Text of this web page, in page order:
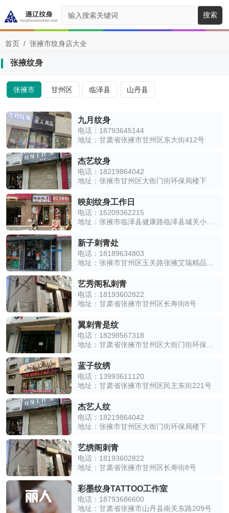
搜索
首页 / 张掖市纹身店大全
张掖纹身
张掖市 甘州区 临泽县 山丹县
九月纹身
电话：18793645144
地址：甘肃省张掖市甘州区东大街412号
杰艺纹身
电话：18219864042
地址：张掖市甘州区大衙门街环保局楼下
映刻纹身工作日
电话：15209362215
新子刺青处
电话：18189634803
艺秀阁私刺青
电话：18193602822
地址：甘肃省张掖市甘州区长寿街8号
翼刺青是纹
电话：18298567318
蓝子纹绣
电话：13993611120
地址：甘肃省张掖市甘州区民主东街221号
杰艺人纹
电话：18219864042
地址：张掖市甘州区大衙门街环保局楼下
艺绣阁刺青
电话：18193602822
地址：甘肃省张掖市甘州区长寿街8号
彩墨纹身TATTOO工作室
电话：18793686600
地址：甘肃省张掖市山丹县南关东路209号